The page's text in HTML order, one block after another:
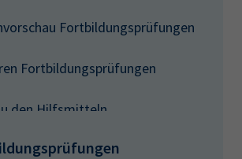
Fortbildungsprüfungen
Fortbildungsprüfungen
den Hilfsmitteln